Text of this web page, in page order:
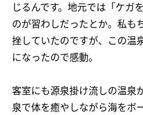
じるんです。地元では「ケガ
のが習わしだったとか。私も
挫していたのですが、この温
になったので感動。
客室にも源泉掛け流しの温泉
泉で体を癒やしながら海を